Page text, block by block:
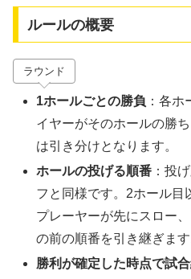
ルールの概要
ラウンド
1ホールごとの勝負 ：各
イヤーがそのホールの勝
は引き分けとなります。
ホールの投げる順番 ：投
フと同様です。2ホール目
プレーヤーが先にスロー
の前の順番を引き継ぎます
勝利が確定した時点で試